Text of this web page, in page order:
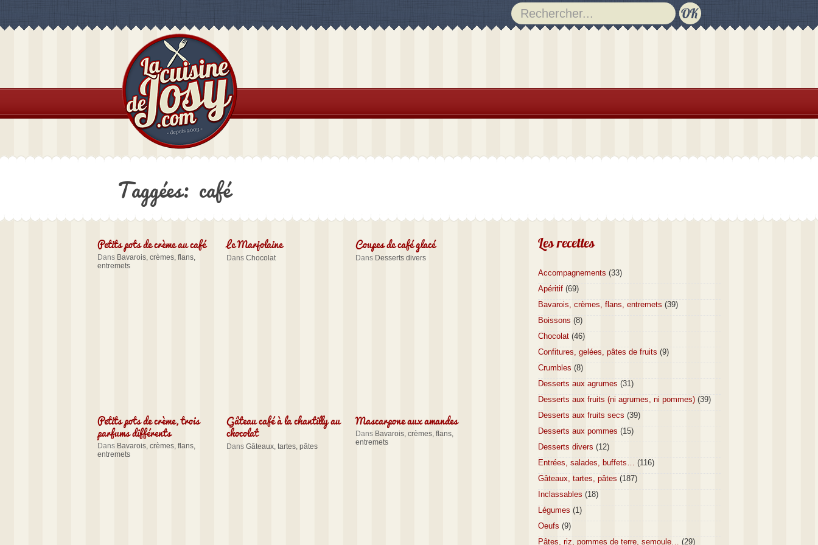
Taggées: café
Petits pots de crème au café
Dans Bavarois, crèmes, flans,
entremets
Le Marjolaine
Dans Chocolat
Coupes de café glacé
Dans Desserts divers
Petits pots de crème, trois
parfums différents
Dans Bavarois, crèmes, flans,
entremets
Gâteau café à la chantilly au
chocolat
Dans Gâteaux, tartes, pâtes
Mascarpone aux amandes
Dans Bavarois, crèmes, flans,
entremets
Les recettes
Accompagnements (33)
Apéritif (69)
Bavarois, crèmes, flans, entremets (39)
Boissons (8)
Chocolat (46)
Confitures, gelées, pâtes de fruits (9)
Crumbles (8)
Desserts aux agrumes (31)
Desserts aux fruits (ni agrumes, ni pommes) (39)
Desserts aux fruits secs (39)
Desserts aux pommes (15)
Desserts divers (12)
Entrées, salades, buffets… (116)
Gâteaux, tartes, pâtes (187)
Inclassables (18)
Légumes (1)
Oeufs (9)
Pâtes, riz, pommes de terre, semoule… (29)